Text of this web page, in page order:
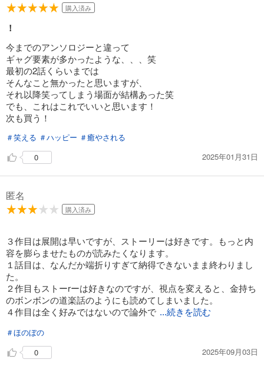
792円 (税込)
あらすじを表示する
792 円 (税込)
あらすじを表示する
溺れるほど愛されて、幸せになってみせますわ！アンソロジーコミック 17巻
792円 (税込)
溺れるほど愛されて、幸せになってみせますわ！アンソロジーコミック 18巻
792円 (税込)
カート
試し読み
あらすじを表示する
カート
購入済み
！
今までのアンソロジーと違って
ギャグ要素が多かったような、、、笑
最初の2話くらいまでは
そんなこと無かったと思いますが、
それ以降笑ってしまう場面が結構あった笑
でも、これはこれでいいと思います！
次も買う！
＃笑える ＃ハッピー ＃癒やされる
0
2025年01月31日
匿名
購入済み
３作目は展開は早いですが、ストーリーは好きです。もっと内
容を膨らませたものが読みたくなります。
１話目は、なんだか端折りすぎて納得できないまま終わりまし
た。
２作目もストーrーは好きなのですが、視点を変えると、金持ち
のボンボンの道楽話のようにも読めてしまいました。
４作目は全く好みではないので論外で ...続きを読む
＃ほのぼの
0
2025年09月03日